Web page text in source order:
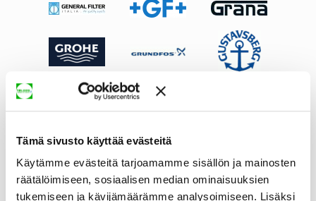
Tämä sivusto käyttää evästeitä
Käytämme evästeitä tarjoamamme sisällön ja mainosten
räätälöimiseen, sosiaalisen median ominaisuuksien
tukemiseen ja kävijämäärämme analysoimiseen. Lisäksi